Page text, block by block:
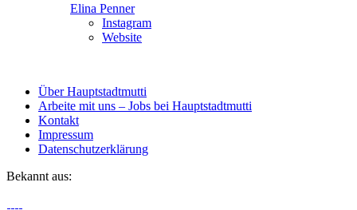
Elina Penner
Instagram
Website
Über Hauptstadtmutti
Arbeite mit uns – Jobs bei Hauptstadtmutti
Kontakt
Impressum
Datenschutzerklärung
Bekannt aus: